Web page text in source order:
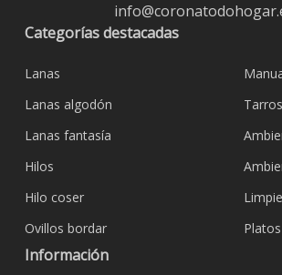
Categorías destacadas
Lanas
Lanas algodón
Lanas fantasía
Hilos
Hilo coser
Ovillos bordar
Información